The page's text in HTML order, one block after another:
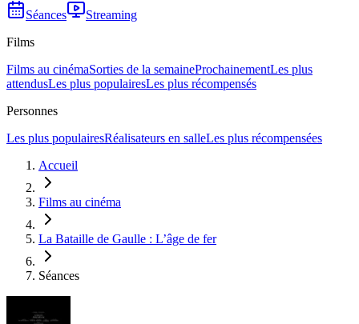
Séances
Streaming
Films
Films au cinémaSorties de la semaineProchainementLes plus
attendusLes plus populairesLes plus récompensés
Personnes
Les plus populairesRéalisateurs en salleLes plus récompensées
Accueil
Films au cinéma
La Bataille de Gaulle : L’âge de fer
Séances